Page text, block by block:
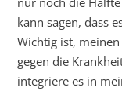
kann sagen, dass
Wichtig ist,
gegen die
integriere es in